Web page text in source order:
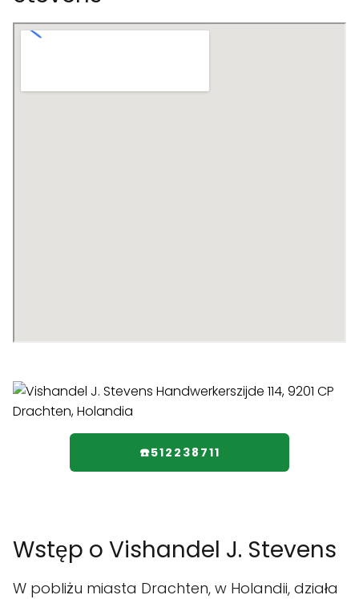
☎️512238711
Wstęp o Vishandel J. Stevens
W pobliżu miasta Drachten, w Holandii, działa